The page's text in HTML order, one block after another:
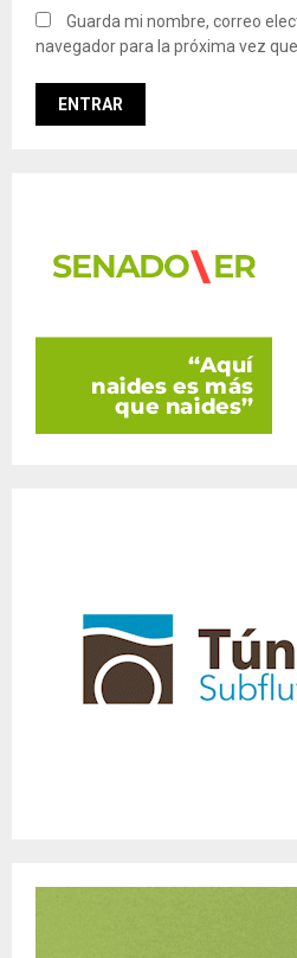
Guarda mi nombre, correo
navegador para la próxima vez